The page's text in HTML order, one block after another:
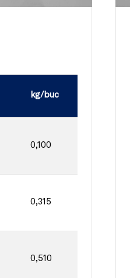
kg/buc
0,100
0,315
0,510